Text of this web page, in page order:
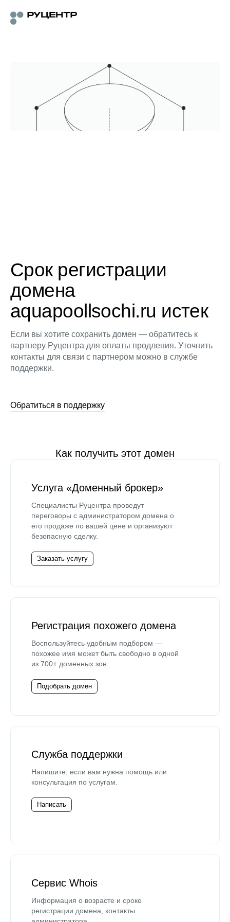
Срок регистрации
домена
aquapoollsochi.ru истек
Если вы хотите сохранить домен — обратитесь к
партнеру Руцентра для оплаты продления. Уточнить
контакты для связи с партнером можно в службе
поддержки.
Обратиться в поддержку
Как получить этот домен
Услуга «Доменный брокер»
Специалисты Руцентра проведут
переговоры с администратором домена о
его продаже по вашей цене и организуют
безопасную сделку.
Заказать услугу
Регистрация похожего домена
Воспользуйтесь удобным подбором —
похожее имя может быть свободно в одной
из 700+ доменных зон.
Подобрать домен
Служба поддержки
Напишите, если вам нужна помощь или
консультация по услугам.
Написать
Сервис Whois
Информация о возрасте и сроке
регистрации домена, контакты